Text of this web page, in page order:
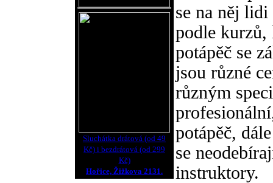
Sluchátka drátová (od 49
Kč) i bezdrátová (od 299
Kč)
Hořice, Žižkova 2131.
se na něj
podle kurzů,
potápěč se
jsou různé
různým
potápěč,
se
instruktory.